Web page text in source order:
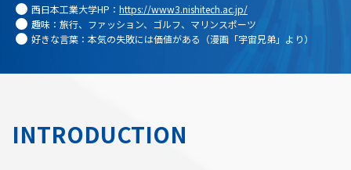
西日本工業大学HP： https://www3.nishitech.ac.jp/
趣味：旅行、ファッション、ゴルフ、マリンスポーツ
好きな言葉：本気の失敗には価値がある（漫画「宇宙兄弟」より）
INTRODUCTION